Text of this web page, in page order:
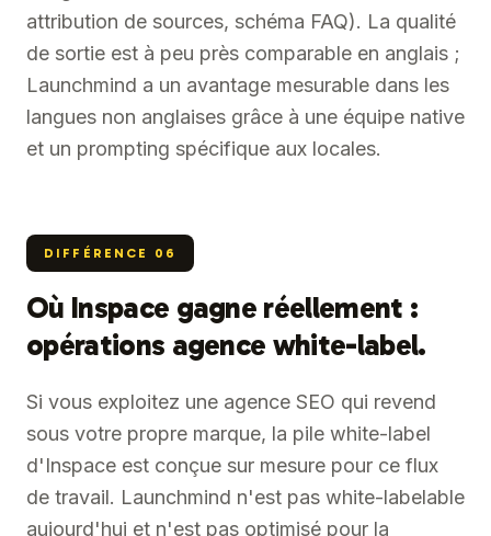
attribution de sources, schéma FAQ). La qualité
de sortie est à peu près comparable en anglais ;
Launchmind a un avantage mesurable dans les
langues non anglaises grâce à une équipe native
et un prompting spécifique aux locales.
DIFFÉRENCE 06
Où Inspace gagne réellement :
opérations agence white-label.
Si vous exploitez une agence SEO qui revend
sous votre propre marque, la pile white-label
d'Inspace est conçue sur mesure pour ce flux
de travail. Launchmind n'est pas white-labelable
aujourd'hui et n'est pas optimisé pour la